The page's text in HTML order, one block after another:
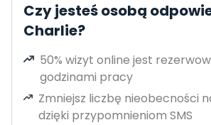
Czy jesteś osobą
Charlie?
50% wizyt online jest
godzinami pracy
Zmniejsz liczbę nieobecności
dzięki przypomnieniom SMS